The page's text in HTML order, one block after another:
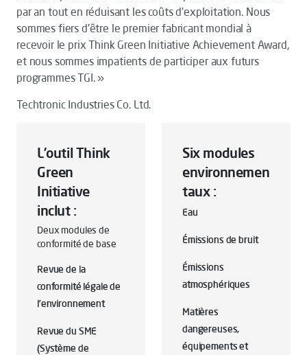
par an tout en réduisant les coûts d'exploitation. Nous
sommes fiers d'être le premier fabricant mondial à
recevoir le prix Think Green Initiative Achievement Award,
et nous sommes impatients de participer aux futurs
programmes TGI. »
Techtronic Industries Co. Ltd.
L’outil Think
Green
Initiative
inclut :
Deux modules de
conformité de base
Revue de la
conformité légale de
l’environnement
Revue du SME
(Système de
Six modules
environnemen
taux :
Eau
Émissions de bruit
Émissions
atmosphériques
Matières
dangereuses,
équipements et